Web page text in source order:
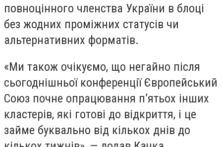
повноцінного членства України в блоці
без жодних проміжних статусів чи
альтернативних форматів.
«Ми також очікуємо, що негайно після
сьогоднішньої конференції Європейський
Союз почне опрацювання п’ятьох інших
кластерів, які готові до відкриття, і це
займе буквально від кількох днів до